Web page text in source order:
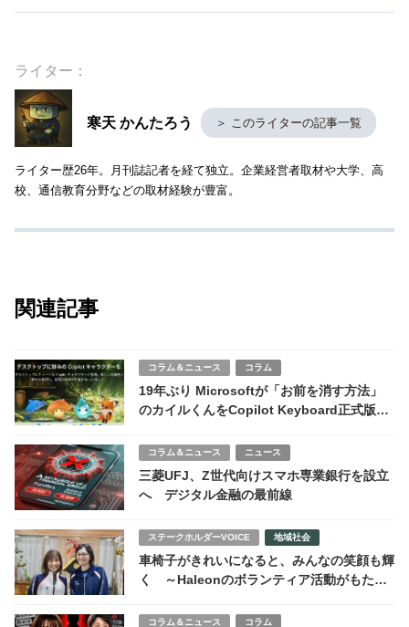
ライター：
寒天 かんたろう ＞ このライターの記事一覧
ライター歴26年。月刊誌記者を経て独立。企業経営者取材や大学、高
校、通信教育分野などの取材経験が豊富。
関連記事
コラム＆ニュース コラム
19年ぶり Microsoftが「お前を消す方法」
のカイルくんをCopilot Keyboard正式版で
コラム＆ニュース ニュース
三菱UFJ、Z世代向けスマホ専業銀行を設立
へ デジタル金融の最前線
ステークホルダーVOICE 地域社会
車椅子がきれいになると、みんなの笑顔も輝
く ～Haleonのボランティア活動がもたら
コラム＆ニュース コラム